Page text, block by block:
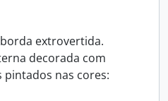
extrovertida.
decorada com
nas cores: